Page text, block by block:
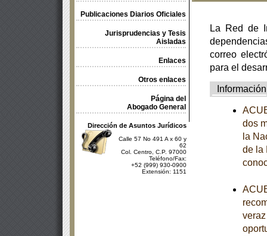
Publicaciones Diarios Oficiales
Jurisprudencias y Tesis
Aisladas
Enlaces
Otros enlaces
Página del
Abogado General
Dirección de Asuntos Jurídicos
Calle 57 No 491 A x 60 y
62
Col. Centro, C.P. 97000
Teléfono/Fax:
+52 (999) 930-0900
Extensión: 1151
La Red de
correo
para el
Información
dos
la
de la